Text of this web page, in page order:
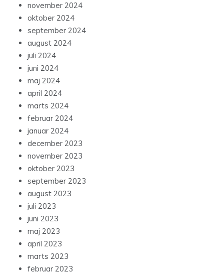
november 2024
oktober 2024
september 2024
august 2024
juli 2024
juni 2024
maj 2024
april 2024
marts 2024
februar 2024
januar 2024
december 2023
november 2023
oktober 2023
september 2023
august 2023
juli 2023
juni 2023
maj 2023
april 2023
marts 2023
februar 2023